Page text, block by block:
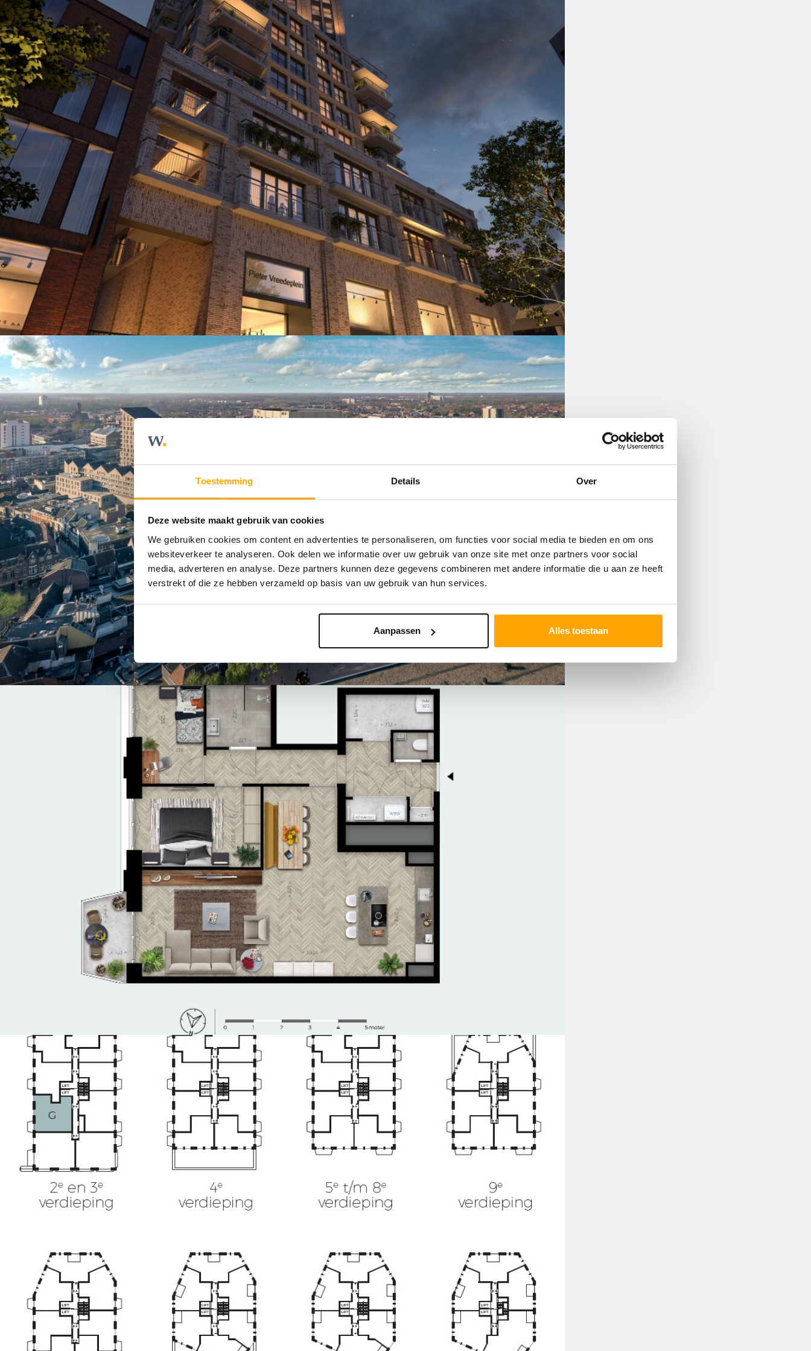
Toestemming Details Over
Deze website maakt gebruik van cookies
We gebruiken cookies om content en advertenties te personaliseren, om functies voor social media te bieden en om ons
websiteverkeer te analyseren. Ook delen we informatie over uw gebruik van onze site met onze partners voor social
media, adverteren en analyse. Deze partners kunnen deze gegevens combineren met andere informatie die u aan ze heeft
verstrekt of die ze hebben verzameld op basis van uw gebruik van hun services.
Aanpassen Alles toestaan